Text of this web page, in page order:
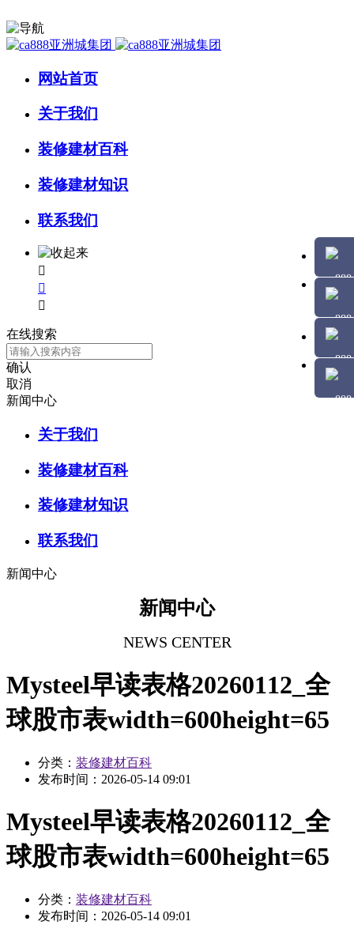
网站首页
关于我们
装修建材百科
装修建材知识
联系我们



在线搜索
确认
取消
新闻中心
关于我们
装修建材百科
装修建材知识
联系我们
新闻中心
新闻中心
NEWS CENTER
Mysteel早读表格20260112_全
球股市表width=600height=65
分类： 装修建材百科
发布时间： 2026-05-14 09:01
Mysteel早读表格20260112_全
球股市表width=600height=65
分类： 装修建材百科
发布时间： 2026-05-14 09:01